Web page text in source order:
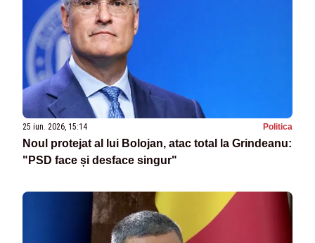
25 iun. 2026, 15:14 Politica
Noul protejat al lui Bolojan, atac total la Grindeanu:
"PSD face și desface singur"